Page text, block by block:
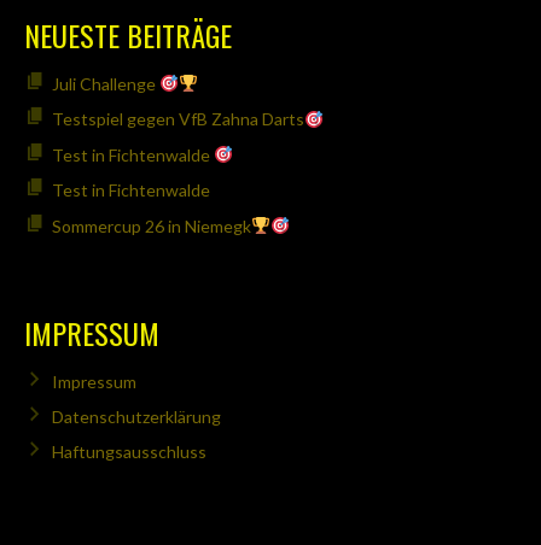
NEUESTE BEITRÄGE
Juli Challenge
Testspiel gegen VfB Zahna Darts
Test in Fichtenwalde
Test in Fichtenwalde
Sommercup 26 in Niemegk
IMPRESSUM
Impressum
Datenschutzerklärung
Haftungsausschluss